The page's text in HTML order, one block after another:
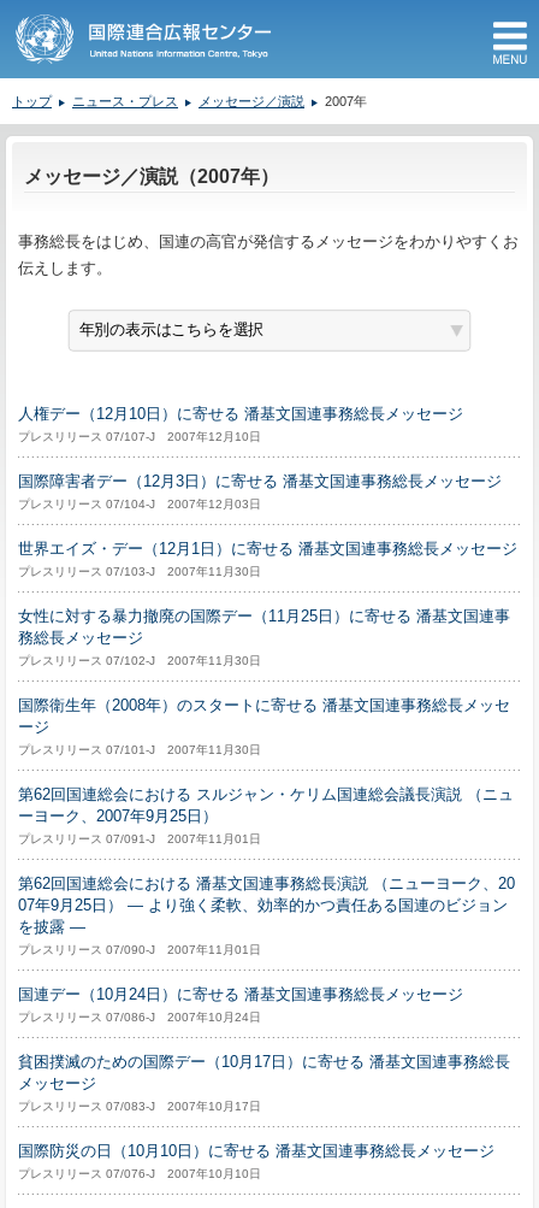
トップ ニュース・プレス メッセージ／演説 2007年
メッセージ／演説（2007年）
事務総長をはじめ、国連の高官が発信するメッセージをわかりやすくお
伝えします。
人権デー（12月10日）に寄せる 潘基文国連事務総長メッセージ
プレスリリース 07/107-J 2007年12月10日
国際障害者デー（12月3日）に寄せる 潘基文国連事務総長メッセージ
プレスリリース 07/104-J 2007年12月03日
世界エイズ・デー（12月1日）に寄せる 潘基文国連事務総長メッセージ
プレスリリース 07/103-J 2007年11月30日
女性に対する暴力撤廃の国際デー（11月25日）に寄せる 潘基文国連事
務総長メッセージ
プレスリリース 07/102-J 2007年11月30日
国際衛生年（2008年）のスタートに寄せる 潘基文国連事務総長メッセ
ージ
プレスリリース 07/101-J 2007年11月30日
第62回国連総会における スルジャン・ケリム国連総会議長演説 （ニュ
ーヨーク、2007年9月25日）
プレスリリース 07/091-J 2007年11月01日
第62回国連総会における 潘基文国連事務総長演説 （ニューヨーク、20
07年9月25日） ― より強く柔軟、効率的かつ責任ある国連のビジョン
を披露 ―
プレスリリース 07/090-J 2007年11月01日
国連デー（10月24日）に寄せる 潘基文国連事務総長メッセージ
プレスリリース 07/086-J 2007年10月24日
貧困撲滅のための国際デー（10月17日）に寄せる 潘基文国連事務総長
メッセージ
プレスリリース 07/083-J 2007年10月17日
国際防災の日（10月10日）に寄せる 潘基文国連事務総長メッセージ
プレスリリース 07/076-J 2007年10月10日